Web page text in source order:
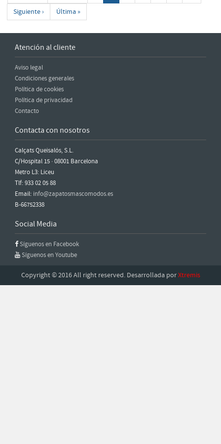
Siguiente ›
Última »
Atención al cliente
Aviso legal
Condiciones generales
Política de cookies
Política de privacidad
Contacto
Contacta con nosotros
Calçats Queisalós, S.L.
C/Hospital 15 · 08001 Barcelona
Metro L3: Liceu
Tlf: 933 02 05 88
Email: info@zapatosmascomodos.es
B-66752338
Social Media
Síguenos en Facebook
Síguenos en Youtube
Copyright © 2016 All right reserved. Desarrollada porXtremis